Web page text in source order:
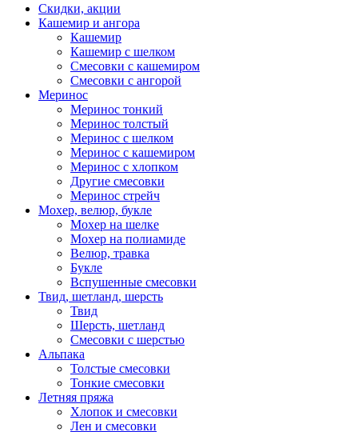
Скидки, акции
Кашемир и ангора
Кашемир
Кашемир с шелком
Смесовки с кашемиром
Смесовки с ангорой
Меринос
Меринос тонкий
Меринос толстый
Меринос с шелком
Меринос с кашемиром
Меринос с хлопком
Другие смесовки
Меринос стрейч
Мохер, велюр, букле
Мохер на шелке
Мохер на полиамиде
Велюр, травка
Букле
Вспушенные смесовки
Твид, шетланд, шерсть
Твид
Шерсть, шетланд
Смесовки с шерстью
Альпака
Толстые смесовки
Тонкие смесовки
Летняя пряжа
Хлопок и смесовки
Лен и смесовки